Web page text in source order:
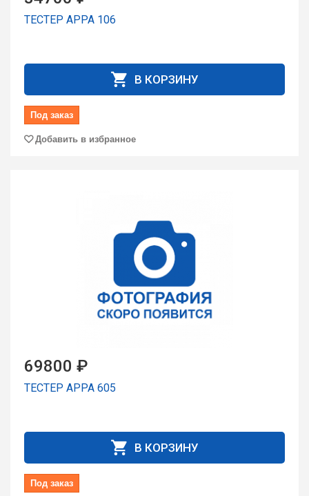
ТЕСТЕР APPA 106
В КОРЗИНУ
Под заказ
Добавить в избранное
69800 ₽
ТЕСТЕР APPA 605
В КОРЗИНУ
Под заказ